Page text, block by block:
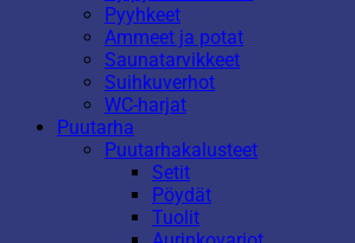
Pyyhkeet
Ammeet ja potat
Saunatarvikkeet
Suihkuverhot
WC-harjat
Puutarha
Puutarhakalusteet
Setit
Pöydät
Tuolit